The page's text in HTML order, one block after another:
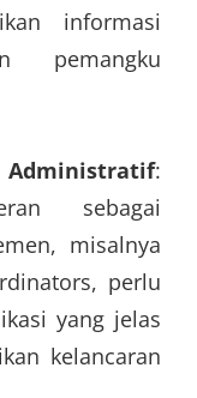
informasi
pemangku
Administratif:
sebagai
misalnya
perlu
yang jelas
kelancaran